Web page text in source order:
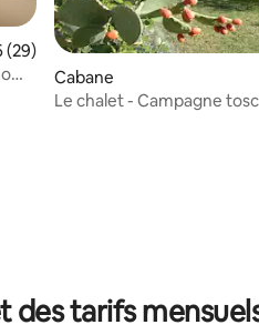
: 4,93 sur 5
moyenne sur la base de 29
(29)
Cabane
Le chalet - Campagne
des tarifs